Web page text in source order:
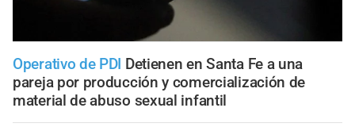
Operativo de PDI Detienen en Santa Fe a una
pareja por producción y comercialización de
material de abuso sexual infantil